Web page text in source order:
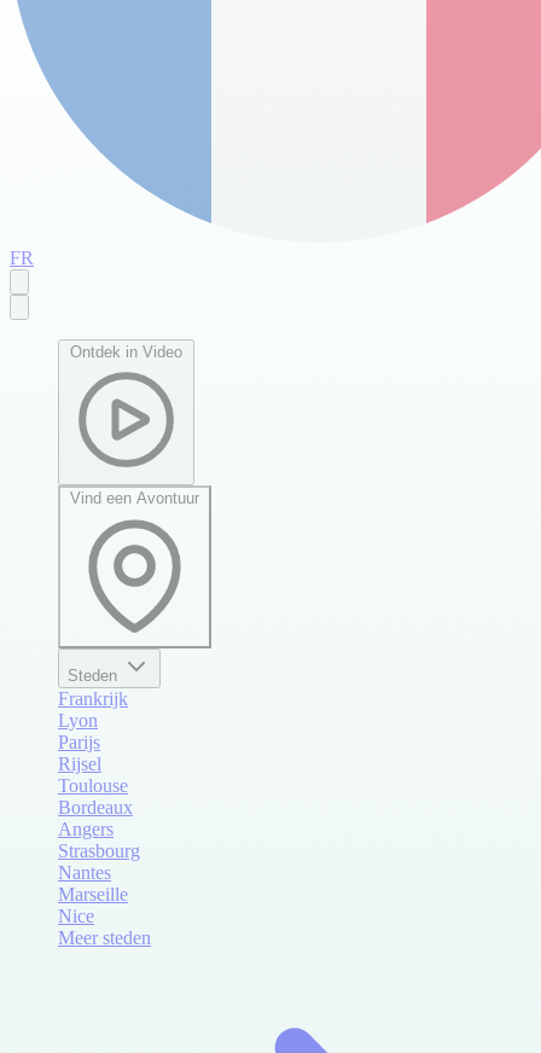
FR
Ontdek in Video
Vind een Avontuur
Steden
Frankrijk
Lyon
Parijs
Rijsel
Toulouse
Bordeaux
Angers
Strasbourg
Nantes
Marseille
Nice
Meer steden